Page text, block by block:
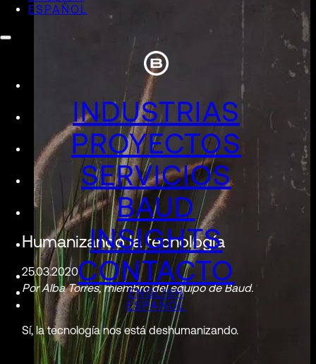
ESPAÑOL
INDUSTRIAS
PROYECTOS
SERVICIOS
BAUD
INSIGHTS
CONTACTO
ENGLISH
ESPAÑOL
Humanizando la tecnología
25.03.2020
Por Alba Torres, miembro del equipo de Baud.
Sí, la tecnología nos está deshumanizando.